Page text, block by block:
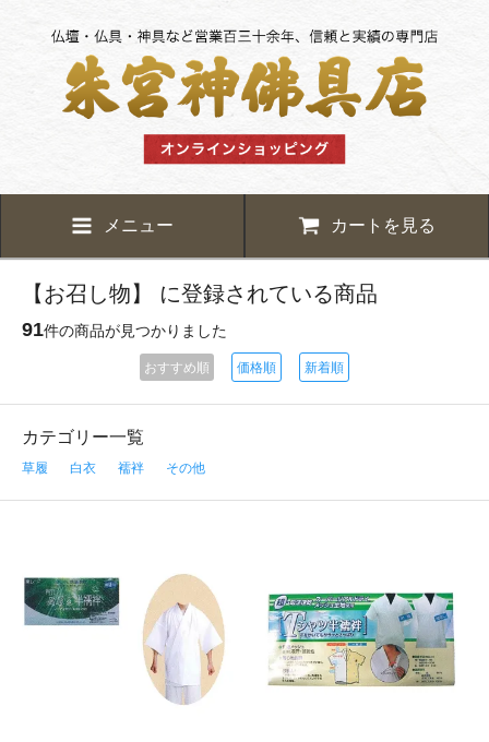
メニュー カートを見る
【お召し物】 に登録されている商品
91件の商品が見つかりました
おすすめ順 価格順 新着順
カテゴリー一覧
草履 白衣 襦袢 その他